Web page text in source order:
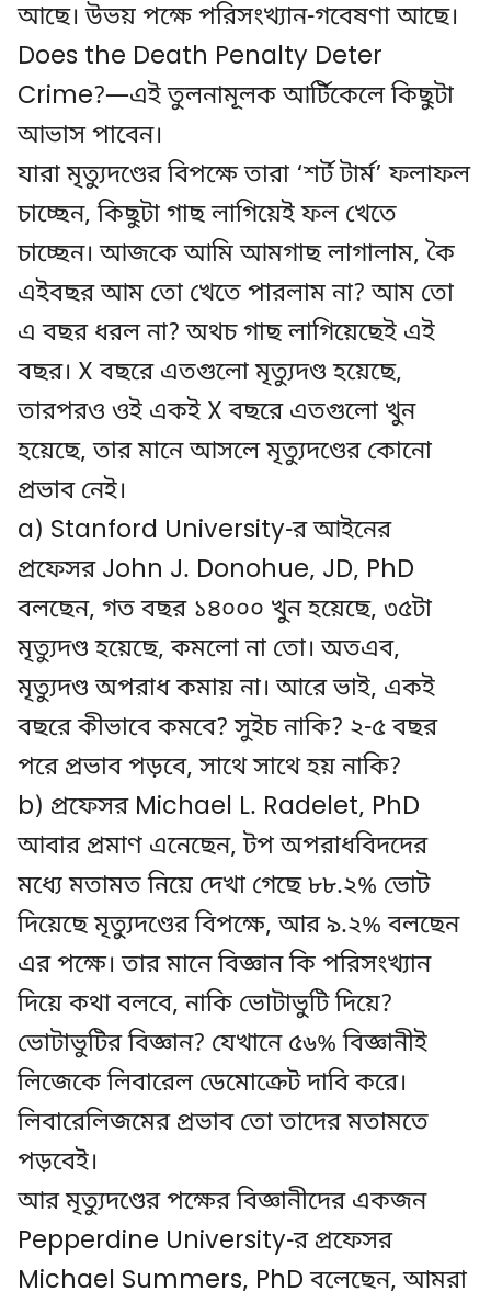
আছে। উভয় পক্ষে পরিসংখ্যান-গবেষণা আছে।
Does the Death Penalty Deter
Crime?—এই তুলনামূলক আর্টিকেলে কিছুটা
আভাস পাবেন।
যারা মৃত্যুদণ্ডের বিপক্ষে তারা ‘শর্ট টার্ম’ ফলাফল
চাচ্ছেন, কিছুটা গাছ লাগিয়েই ফল খেতে
চাচ্ছেন। আজকে আমি আমগাছ লাগালাম, কৈ
এইবছর আম তো খেতে পারলাম না? আম তো
এ বছর ধরল না? অথচ গাছ লাগিয়েছেই এই
বছর। X বছরে এতগুলো মৃত্যুদণ্ড হয়েছে,
তারপরও ওই একই X বছরে এতগুলো খুন
হয়েছে, তার মানে আসলে মৃত্যুদণ্ডের কোনো
প্রভাব নেই।
a) Stanford University-র আইনের
প্রফেসর John J. Donohue, JD, PhD
বলছেন, গত বছর ১৪০০০ খুন হয়েছে, ৩৫টা
মৃত্যুদণ্ড হয়েছে, কমলো না তো। অতএব,
মৃত্যুদণ্ড অপরাধ কমায় না। আরে ভাই, একই
বছরে কীভাবে কমবে? সুইচ নাকি? ২-৫ বছর
পরে প্রভাব পড়বে, সাথে সাথে হয় নাকি?
b) প্রফেসর Michael L. Radelet, PhD
আবার প্রমাণ এনেছেন, টপ অপরাধবিদদের
মধ্যে মতামত নিয়ে দেখা গেছে ৮৮.২% ভোট
দিয়েছে মৃত্যুদণ্ডের বিপক্ষে, আর ৯.২% বলছেন
এর পক্ষে। তার মানে বিজ্ঞান কি পরিসংখ্যান
দিয়ে কথা বলবে, নাকি ভোটাভুটি দিয়ে?
ভোটাভুটির বিজ্ঞান? যেখানে ৫৬% বিজ্ঞানীই
লিজেকে লিবারেল ডেমোক্রেট দাবি করে।
লিবারেলিজমের প্রভাব তো তাদের মতামতে
পড়বেই।
আর মৃত্যুদণ্ডের পক্ষের বিজ্ঞানীদের একজন
Pepperdine University-র প্রফেসর
Michael Summers, PhD বলেছেন, আমরা